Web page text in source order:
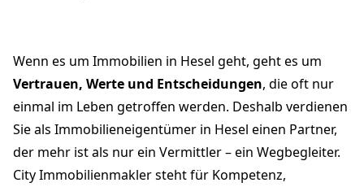
Wenn es um Immobilien in Hesel geht, geht es um
Vertrauen, Werte und Entscheidungen, die oft nur
einmal im Leben getroffen werden. Deshalb verdienen
Sie als Immobilieneigentümer in Hesel einen Partner,
der mehr ist als nur ein Vermittler – ein Wegbegleiter.
City Immobilienmakler steht für Kompetenz,